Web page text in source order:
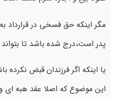
مگر اینکه حق فسخی در قرارداد
پدر است،درج شده باشد تا بتواند
یا اینکه اگر فرزندان قبض نکرده
این موضوع که اصلا عقد هبه ای